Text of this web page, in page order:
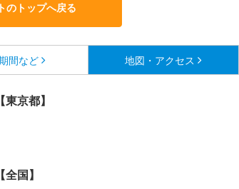
のトップへ戻る
間など 地図・アクセス
京都】
国】